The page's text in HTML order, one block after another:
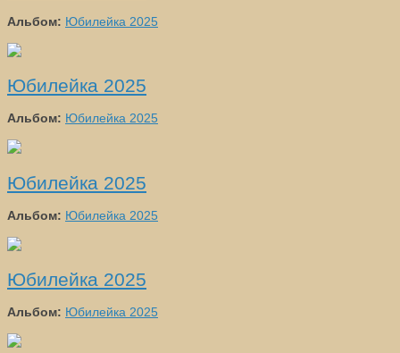
Альбом: Юбилейка 2025
Юбилейка 2025
Альбом: Юбилейка 2025
Юбилейка 2025
Альбом: Юбилейка 2025
Юбилейка 2025
Альбом: Юбилейка 2025